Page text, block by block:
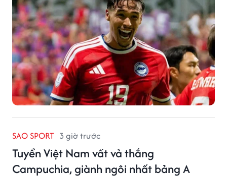
SAO SPORT 3 giờ trước
Tuyển Việt Nam vất vả thắng
Campuchia, giành ngôi nhất bảng A